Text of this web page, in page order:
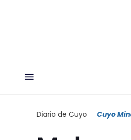
Diario de Cuyo Cuyo